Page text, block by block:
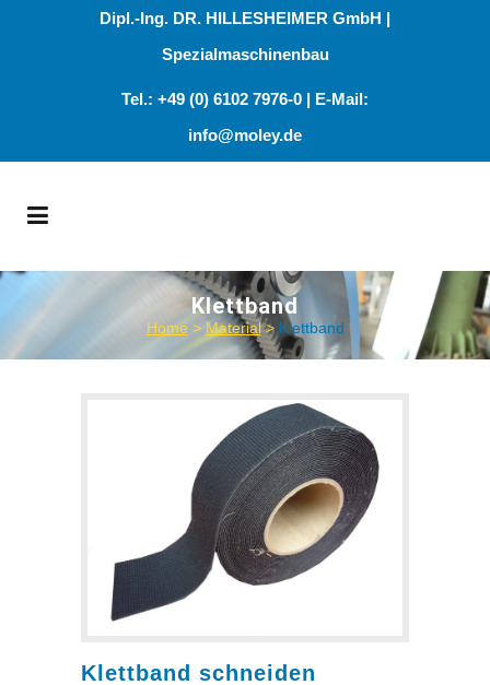
Dipl.-Ing. DR. HILLESHEIMER GmbH |
Spezialmaschinenbau
Tel.: +49 (0) 6102 7976-0 | E-Mail:
info@moley.de
Klettband
Home > Material> Klettband
Klettband schneiden